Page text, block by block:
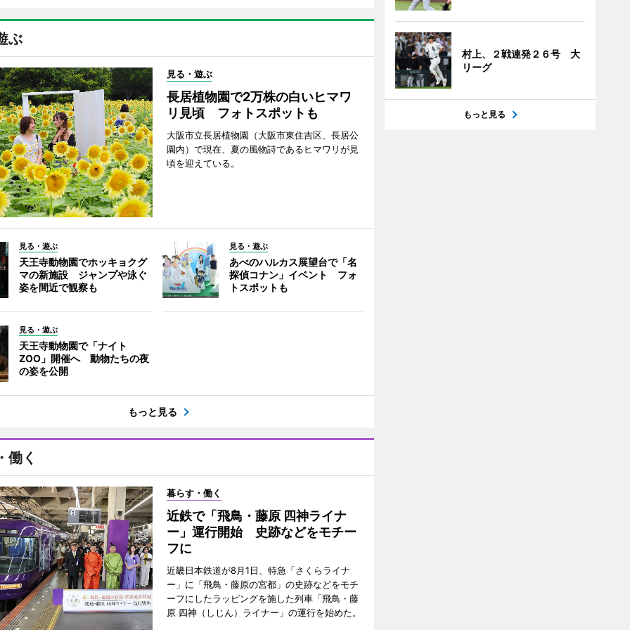
ぶ
見る・遊ぶ
長居植物園で2万株の白いヒマワ
リ見頃 フォトスポットも
大阪市立長居植物園（大阪市東住吉区、長居公
園内）で現在、夏の風物詩であるヒマワリが見
頃を迎えている。
見る・遊ぶ
天王寺動物園でホッキョクグ
マの新施設 ジャンプや泳ぐ
姿を間近で観察も
見る・遊ぶ
あべのハルカス展望台で「名
探偵コナン」イベント フォ
トスポットも
見る・遊ぶ
天王寺動物園で「ナイト
ZOO」開催へ 動物たちの夜
の姿を公開
もっと見る
働く
暮らす・働く
近鉄で「飛鳥・藤原 四神ライナ
ー」運行開始 史跡などをモチー
フに
近畿日本鉄道が8月1日、特急「さくらライナ
ー」に「飛鳥・藤原の宮都」の史跡などをモチ
ーフにしたラッピングを施した列車「飛鳥・藤
原 四神（しじん）ライナー」の運行を始めた。
村上、２戦連発２６号 大
リーグ
もっと見る